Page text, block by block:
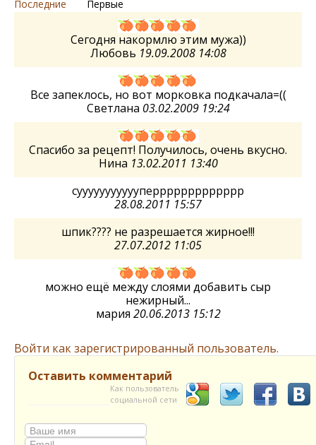
Последние Первые
Сегодня накормлю этим мужа))
Любовь 19.09.2008 14:08
Все запеклось, но вот морковка подкачала=((
Светлана 03.02.2009 19:24
Спасибо за рецепт! Получилось, очень вкусно.
Нина 13.02.2011 13:40
cуууууууууууперрррррррррррр
28.08.2011 15:57
шпик???? не разрешается жирное!!!
27.07.2012 11:05
можно ещё между слоями добавить сыр
нежирный...
мария 20.06.2013 15:12
Войти как зарегистрированный пользователь.
Оставить комментарий
Как пользователь
социальной сети